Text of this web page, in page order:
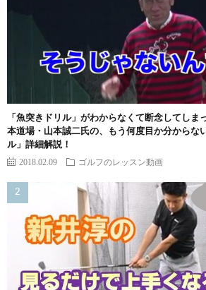
「魚突きドリル」がわからなくて断念してしま
本道場・山本誠二氏の、もう何度目か分からな
ル」詳細解説！
2018.02.09 ゴルフのレッスン動画